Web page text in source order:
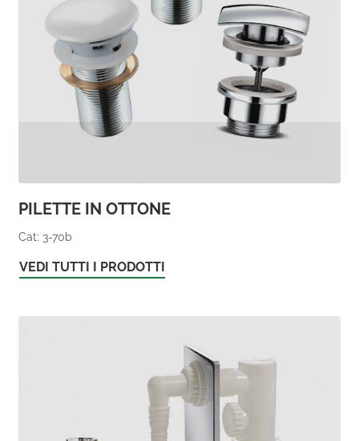
PILETTE IN OTTONE
Cat: 3-70b
VEDI TUTTI I PRODOTTI